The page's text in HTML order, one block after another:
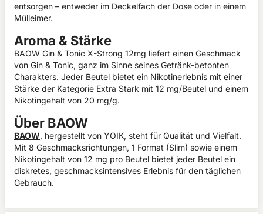
entsorgen – entweder im Deckelfach der Dose oder in einem
Mülleimer.
Aroma & Stärke
BAOW Gin & Tonic X-Strong 12mg liefert einen Geschmack
von Gin & Tonic, ganz im Sinne seines Getränk-betonten
Charakters. Jeder Beutel bietet ein Nikotinerlebnis mit einer
Stärke der Kategorie Extra Stark mit 12 mg/Beutel und einem
Nikotingehalt von 20 mg/g.
Über BAOW
BAOW, hergestellt von YOIK, steht für Qualität und Vielfalt.
Mit 8 Geschmacksrichtungen, 1 Format (Slim) sowie einem
Nikotingehalt von 12 mg pro Beutel bietet jeder Beutel ein
diskretes, geschmacksintensives Erlebnis für den täglichen
Gebrauch.